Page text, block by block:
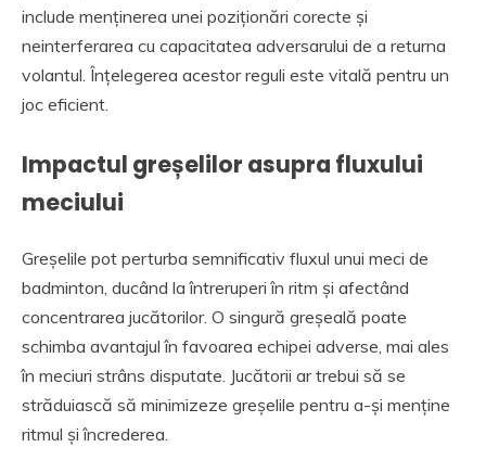
include menținerea unei poziționări corecte și
neinterferarea cu capacitatea adversarului de a returna
volantul. Înțelegerea acestor reguli este vitală pentru un
joc eficient.
Impactul greșelilor asupra fluxului
meciului
Greșelile pot perturba semnificativ fluxul unui meci de
badminton, ducând la întreruperi în ritm și afectând
concentrarea jucătorilor. O singură greșeală poate
schimba avantajul în favoarea echipei adverse, mai ales
în meciuri strâns disputate. Jucătorii ar trebui să se
străduiască să minimizeze greșelile pentru a-și menține
ritmul și încrederea.